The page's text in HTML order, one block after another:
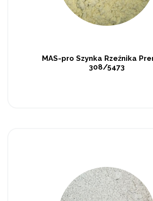
MAS-pro Szynka Rzeźnika
308/5473